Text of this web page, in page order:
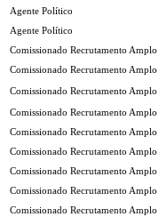
Agente Político
Agente Político
Comissionado Recrutamento Amplo
Comissionado Recrutamento Amplo
Comissionado Recrutamento Amplo
Comissionado Recrutamento Amplo
Comissionado Recrutamento Amplo
Comissionado Recrutamento Amplo
Comissionado Recrutamento Amplo
Comissionado Recrutamento Amplo
Comissionado Recrutamento Amplo